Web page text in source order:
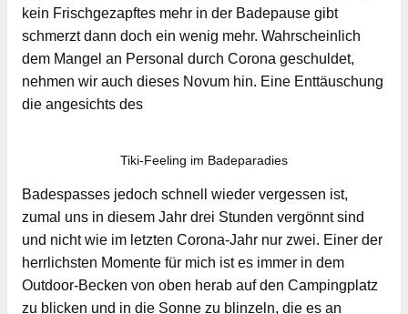
kein Frischgezapftes mehr in der Badepause gibt
schmerzt dann doch ein wenig mehr. Wahrscheinlich
dem Mangel an Personal durch Corona geschuldet,
nehmen wir auch dieses Novum hin. Eine Enttäuschung
die angesichts des
Tiki-Feeling im Badeparadies
Badespasses jedoch schnell wieder vergessen ist,
zumal uns in diesem Jahr drei Stunden vergönnt sind
und nicht wie im letzten Corona-Jahr nur zwei. Einer der
herrlichsten Momente für mich ist es immer in dem
Outdoor-Becken von oben herab auf den Campingplatz
zu blicken und in die Sonne zu blinzeln, die es an